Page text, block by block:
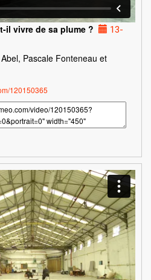
il vivre de sa plume ?
13-
Pascale Fonteneau et
120150365